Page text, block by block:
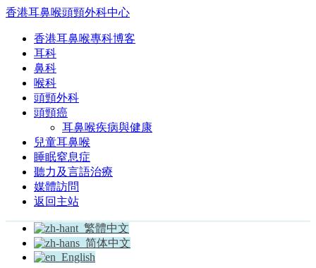
香港耳鼻喉頭頸外科中心
香港耳鼻喉專科博客
耳科
鼻科
喉科
頭頸外科
頭頸癌
耳鼻喉疾病與健康
兒童耳鼻喉
睡眠窒息症
聽力及言語治療
媒體訪問
返回主站
繁體中文
简体中文
English